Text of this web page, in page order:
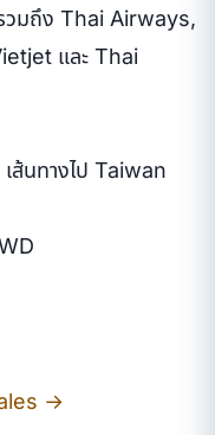
วมถึง Thai Airways,
และ Thai
นทางไป Taiwan
→